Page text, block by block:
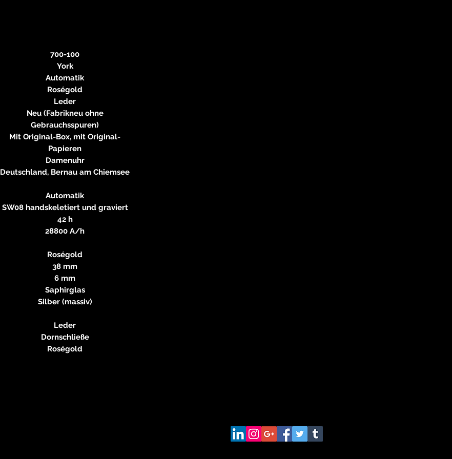
700-100
York
Automatik
Roségold
Leder
Neu (Fabrikneu ohne
Gebrauchsspuren)
Mit Original-Box, mit Original-
Papieren
Damenuhr
Deutschland, Bernau am Chiemsee
Automatik
SW08 handskeletiert und graviert
42 h
28800 A/h
Roségold
38 mm
6 mm
Saphirglas
Silber (massiv)
Leder
Dornschließe
Roségold